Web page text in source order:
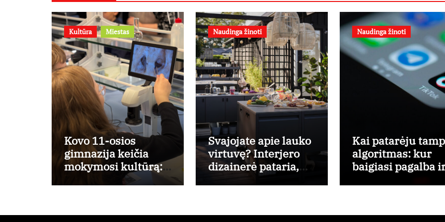
Kultūra Miestas
Kovo 11-osios
gimnazija keičia
mokymosi kultūrą:
nuo žinių kaupimo –
Naudinga žinoti
Svajojate apie lauko
virtuvę? Interjero
dizainerė pataria,
nuo ko pradėti
Naudinga žinoti
Kai patarėju
algoritmas: kur
baigiasi pagalba